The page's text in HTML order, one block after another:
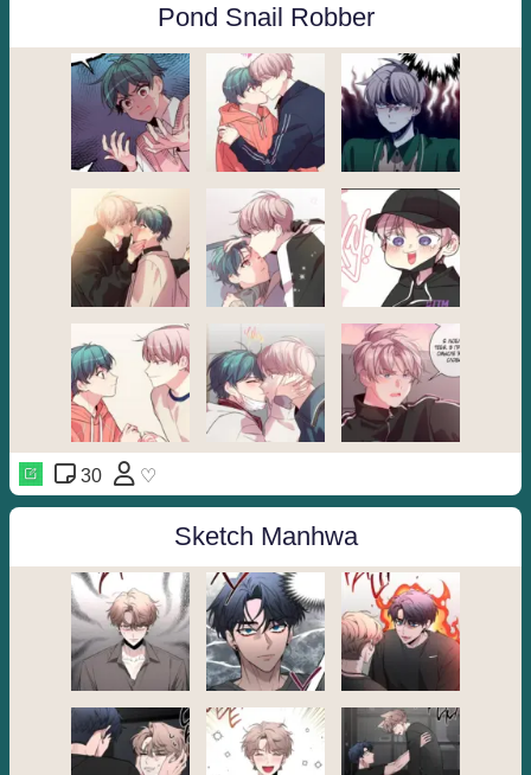
Pond Snail Robber
30 ♡
Sketch Manhwa